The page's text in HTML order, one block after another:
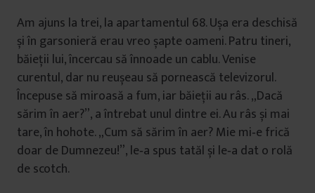
Am ajuns la trei, la apartamentul 68. Ușa era deschisă
și în garsonieră erau vreo șapte oameni. Patru tineri,
băieții lui, încercau să înnoade un cablu. Venise
curentul, dar nu reușeau să pornească televizorul.
Începuse să miroasă a fum, iar băieții au râs. „Dacă
sărim în aer?”, a întrebat unul dintre ei. Au râs și mai
tare, în hohote. „Cum să sărim în aer? Mie mi‑e frică
doar de Dumnezeu!”, le‑a spus tatăl și le‑a dat o rolă
de scotch.